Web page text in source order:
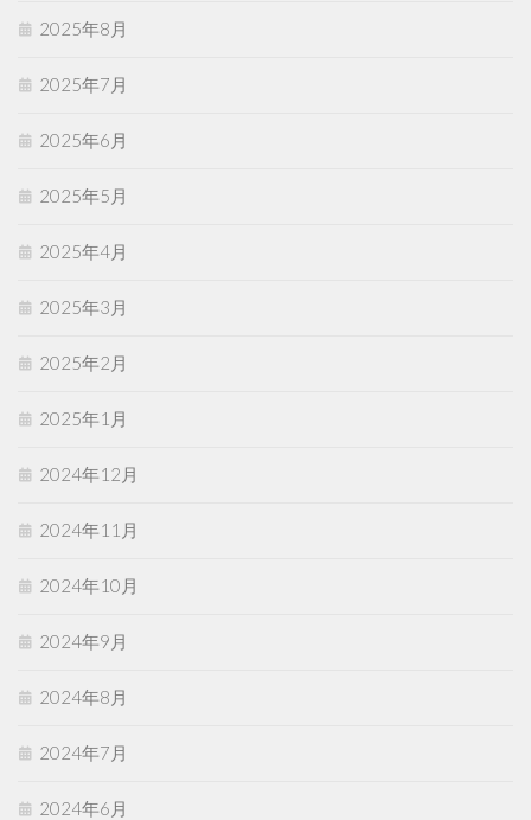
2025年8月
2025年7月
2025年6月
2025年5月
2025年4月
2025年3月
2025年2月
2025年1月
2024年12月
2024年11月
2024年10月
2024年9月
2024年8月
2024年7月
2024年6月